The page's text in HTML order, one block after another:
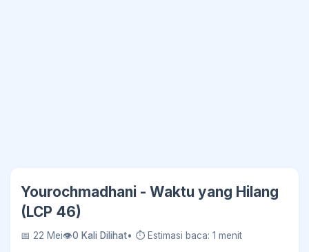
Yourochmadhani - Waktu yang Hilang
(LCP 46)
📅 22 Mei👁0 Kali Dilihat• ⏱ Estimasi baca: 1 menit